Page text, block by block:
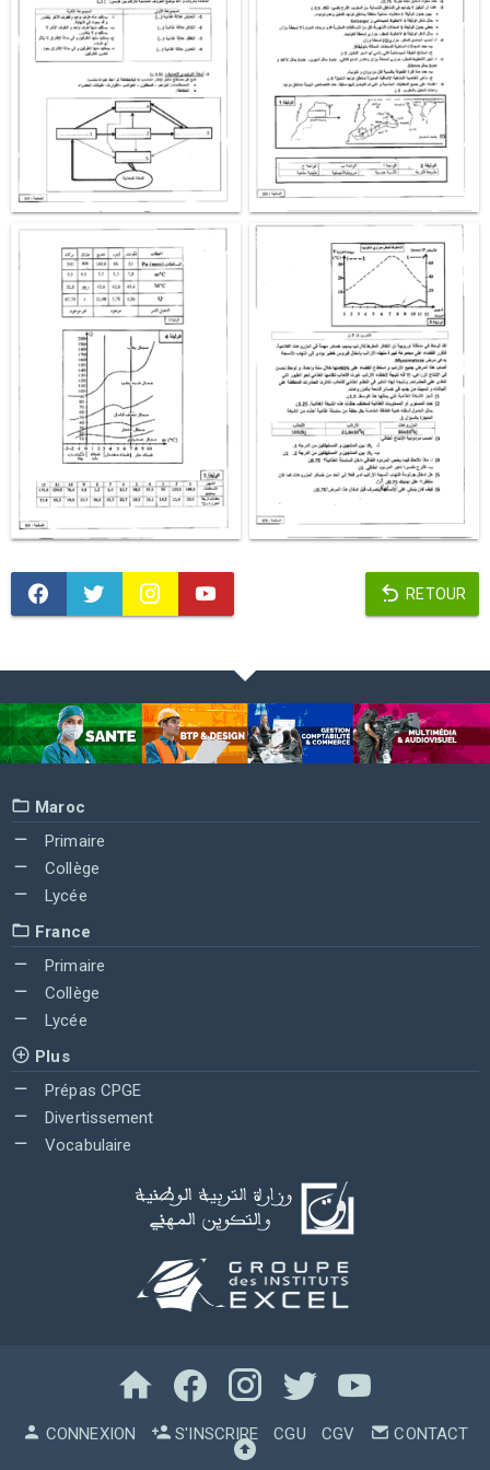
RETOUR
Maroc
Primaire
Collège
Lycée
France
Primaire
Collège
Lycée
Plus
Prépas CPGE
Divertissement
Vocabulaire
CONNEXION S'INSCRIRE CGU CGV CONTACT